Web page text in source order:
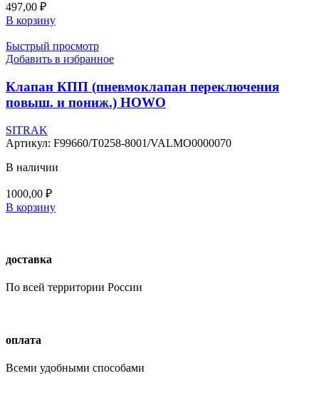
497,00 ₽
В корзину
Быстрый просмотр
Добавить в избранное
Клапан КПП (пневмоклапан переключения
повыш. и пониж.) HOWO
SITRAK
Артикул: F99660/T0258-8001/VALMO0000070
В наличии
1000,00 ₽
В корзину
доставка
По всей территории России
оплата
Всеми удобными способами